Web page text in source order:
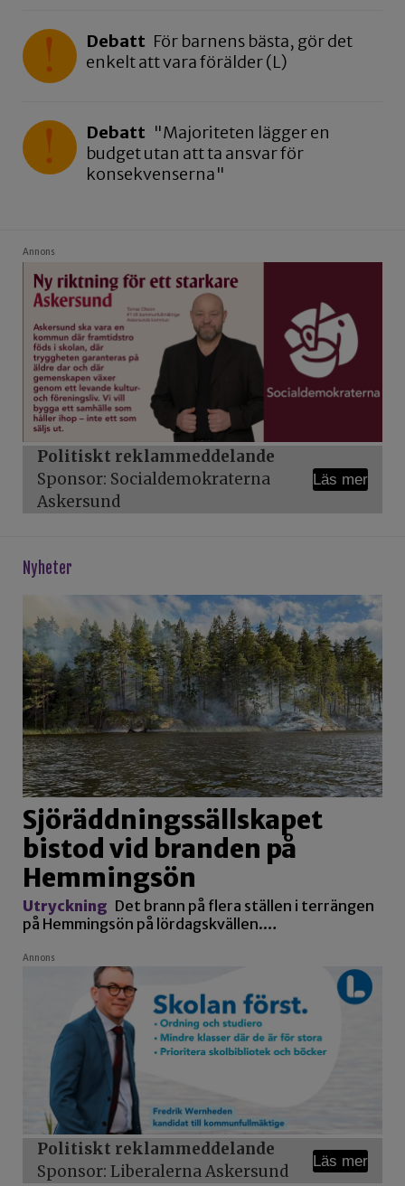
Debatt För barnens bästa, gör det
enkelt att vara förälder (L)
Debatt "Majoriteten lägger en
budget utan att ta ansvar för
konsekvenserna"
Annons
Politiskt reklammeddelande
Sponsor: Socialdemokraterna
Askersund
Läs mer
Nyheter
Sjöräddningssällskapet
bistod vid branden på
Hemmingsön
Utryckning Det brann på flera ställen i terrängen
på Hemmingsön på lördagskvällen.…
Annons
Politiskt reklammeddelande
Sponsor: Liberalerna Askersund
Läs mer